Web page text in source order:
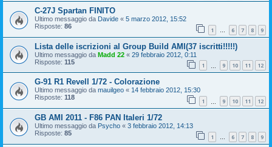
C-27J Spartan FINITO
Ultimo messaggio da Davide « 5 marzo 2012, 15:52
Risposte: 86 1 … 6 7 8 9
Lista delle iscrizioni al Group Build AMI(37 iscritti!!!!!)
Ultimo messaggio da Madd 22 « 29 febbraio 2012, 0:11
Risposte: 115 1 9 10 11 12
G-91 R1 Revell 1/72 - Colorazione
Ultimo messaggio da mauilgeo « 14 febbraio 2012, 15:30
Risposte: 118 1 9 10 11 12
GB AMI 2011 - F86 PAN Italeri 1/72
Ultimo messaggio da Psycho « 3 febbraio 2012, 14:13
Risposte: 85 1 … 6 7 8 9